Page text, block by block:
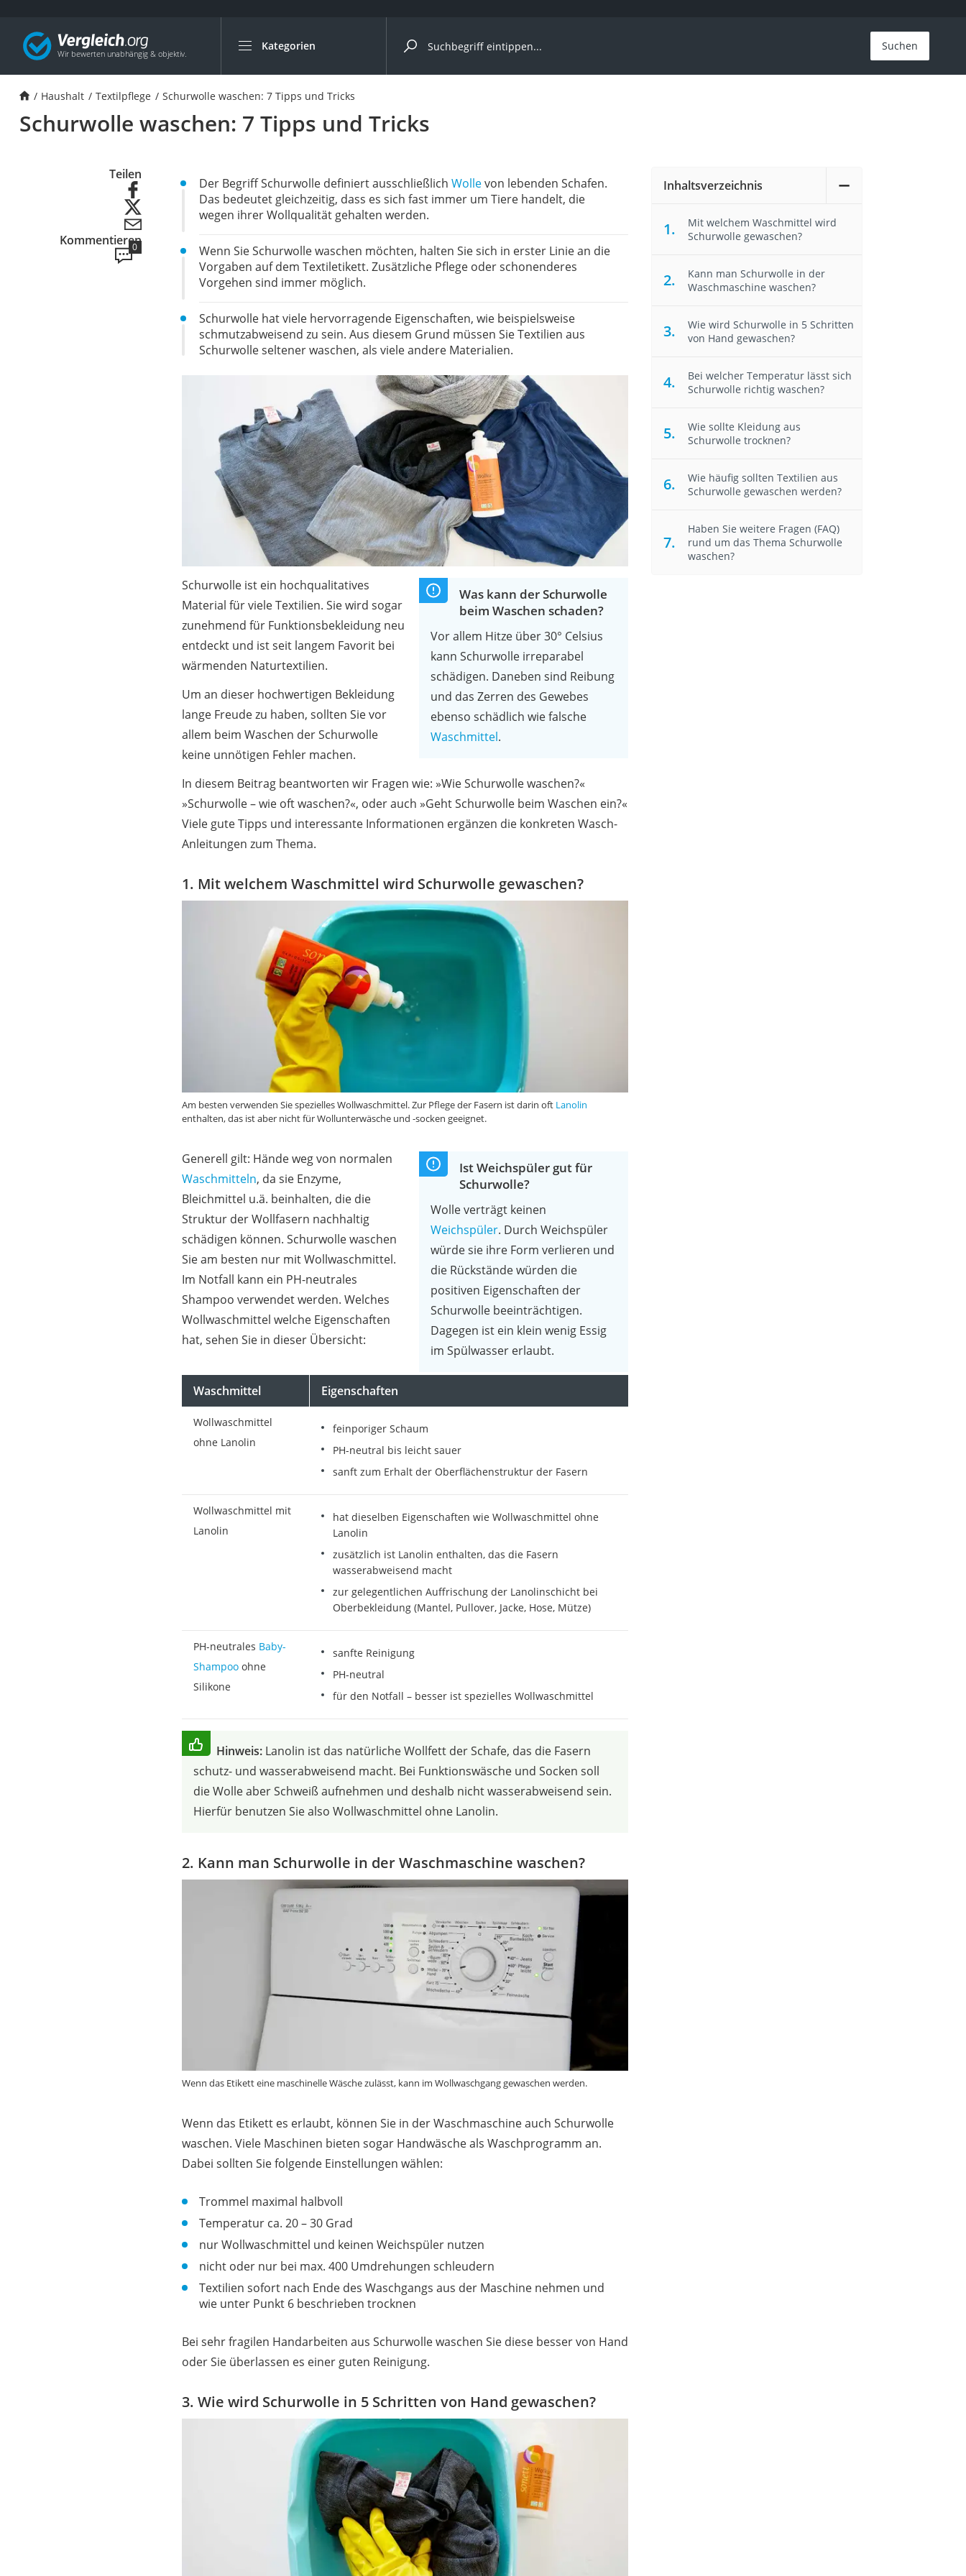
Kategorien
Die beliebtesten Vergleiche nach Kategorie
Haushalt
Wassersprudler
Zentralstaubsauger
Wäschespinne
Industriestaubsauger
Akku-Staubsauger
Eierkocher
AEG-Waschmaschine
Saug-Wisch-Roboter
Handstaubsauger
Kondenstrockner
Reiskocher
Heißwasserspender
Tierhaarstaubsauger
Ecovacs-Saugroboter
Nespresso-Maschine
Messerschärfer
Service
Suchen
Haushalt Textilpflege Schurwolle waschen: 7 Tipps und Tricks
Schurwolle waschen: 7 Tipps und Tricks
Teilen
Kommentieren
0
Der Begriff Schurwolle definiert ausschließlich Wollevon lebenden Schafen.
Das bedeutet gleichzeitig, dass es sich fast immer um Tiere handelt, die
wegen ihrer Wollqualität gehalten werden.
Wenn Sie Schurwolle waschen möchten, halten Sie sich in erster Linie an die
Vorgaben auf dem Textiletikett. Zusätzliche Pflege oder schonenderes
Vorgehen sind immer möglich.
Schurwolle hat viele hervorragende Eigenschaften, wie beispielsweise
schmutzabweisend zu sein. Aus diesem Grund müssen Sie Textilien aus
Schurwolle seltener waschen, als viele andere Materialien.
Was kann der Schurwolle
beim Waschen schaden?
Vor allem Hitze über 30° Celsius
kann Schurwolle irreparabel
schädigen. Daneben sind Reibung
und das Zerren des Gewebes
ebenso schädlich wie falsche
Waschmittel.
Schurwolle ist ein hochqualitatives
Material für viele Textilien. Sie wird sogar
zunehmend für Funktionsbekleidung neu
entdeckt und ist seit langem Favorit bei
wärmenden Naturtextilien.
Um an dieser hochwertigen Bekleidung
lange Freude zu haben, sollten Sie vor
allem beim Waschen der Schurwolle
keine unnötigen Fehler machen.
In diesem Beitrag beantworten wir Fragen wie: »Wie Schurwolle waschen?«
»Schurwolle – wie oft waschen?«, oder auch »Geht Schurwolle beim Waschen ein?«
Viele gute Tipps und interessante Informationen ergänzen die konkreten Wasch-
Anleitungen zum Thema.
1. Mit welchem Waschmittel wird Schurwolle gewaschen?
Am besten verwenden Sie spezielles Wollwaschmittel. Zur Pflege der Fasern ist darin oft Lanolin
enthalten, das ist aber nicht für Wollunterwäsche und -socken geeignet.
Ist Weichspüler gut für
Schurwolle?
Wolle verträgt keinen
Weichspüler. Durch Weichspüler
würde sie ihre Form verlieren und
die Rückstände würden die
positiven Eigenschaften der
Schurwolle beeinträchtigen.
Dagegen ist ein klein wenig Essig
im Spülwasser erlaubt.
Generell gilt: Hände weg von normalen
Waschmitteln, da sie Enzyme,
Bleichmittel u.ä. beinhalten, die die
Struktur der Wollfasern nachhaltig
schädigen können. Schurwolle waschen
Sie am besten nur mit Wollwaschmittel.
Im Notfall kann ein PH-neutrales
Shampoo verwendet werden. Welches
Wollwaschmittel welche Eigenschaften
hat, sehen Sie in dieser Übersicht:
Waschmittel Eigenschaften
Wollwaschmittel
ohne Lanolin
feinporiger Schaum
PH-neutral bis leicht sauer
sanft zum Erhalt der Oberflächenstruktur der Fasern
Wollwaschmittel mit
Lanolin
hat dieselben Eigenschaften wie Wollwaschmittel ohne
Lanolin
zusätzlich ist Lanolin enthalten, das die Fasern
wasserabweisend macht
zur gelegentlichen Auffrischung der Lanolinschicht bei
Oberbekleidung (Mantel, Pullover, Jacke, Hose, Mütze)
PH-neutrales Baby-
Shampooohne
Silikone
sanfte Reinigung
PH-neutral
für den Notfall – besser ist spezielles Wollwaschmittel
Hinweis:Lanolin ist das natürliche Wollfett der Schafe, das die Fasern
schutz- und wasserabweisend macht. Bei Funktionswäsche und Socken soll
die Wolle aber Schweiß aufnehmen und deshalb nicht wasserabweisend sein.
Hierfür benutzen Sie also Wollwaschmittel ohne Lanolin.
2. Kann man Schurwolle in der Waschmaschine waschen?
Wenn das Etikett eine maschinelle Wäsche zulässt, kann im Wollwaschgang gewaschen werden.
Wenn das Etikett es erlaubt, können Sie in der Waschmaschine auch Schurwolle
waschen. Viele Maschinen bieten sogar Handwäsche als Waschprogramm an.
Dabei sollten Sie folgende Einstellungen wählen:
Trommel maximal halbvoll
Temperatur ca. 20 – 30 Grad
nur Wollwaschmittel und keinen Weichspüler nutzen
nicht oder nur bei max. 400 Umdrehungen schleudern
Textilien sofort nach Ende des Waschgangs aus der Maschine nehmen und
wie unter Punkt 6 beschrieben trocknen
Bei sehr fragilen Handarbeiten aus Schurwolle waschen Sie diese besser von Hand
oder Sie überlassen es einer guten Reinigung.
3. Wie wird Schurwolle in 5 Schritten von Hand gewaschen?
Inhaltsverzeichnis
Mit welchem Waschmittel wird
Schurwolle gewaschen?
Kann man Schurwolle in der
Waschmaschine waschen?
Wie wird Schurwolle in 5 Schritten
von Hand gewaschen?
Bei welcher Temperatur lässt sich
Schurwolle richtig waschen?
Wie sollte Kleidung aus
Schurwolle trocknen?
Wie häufig sollten Textilien aus
Schurwolle gewaschen werden?
Haben Sie weitere Fragen (FAQ)
rund um das Thema Schurwolle
waschen?